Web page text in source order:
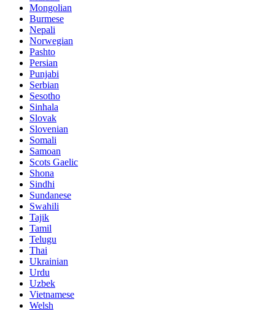
Mongolian
Burmese
Nepali
Norwegian
Pashto
Persian
Punjabi
Serbian
Sesotho
Sinhala
Slovak
Slovenian
Somali
Samoan
Scots Gaelic
Shona
Sindhi
Sundanese
Swahili
Tajik
Tamil
Telugu
Thai
Ukrainian
Urdu
Uzbek
Vietnamese
Welsh